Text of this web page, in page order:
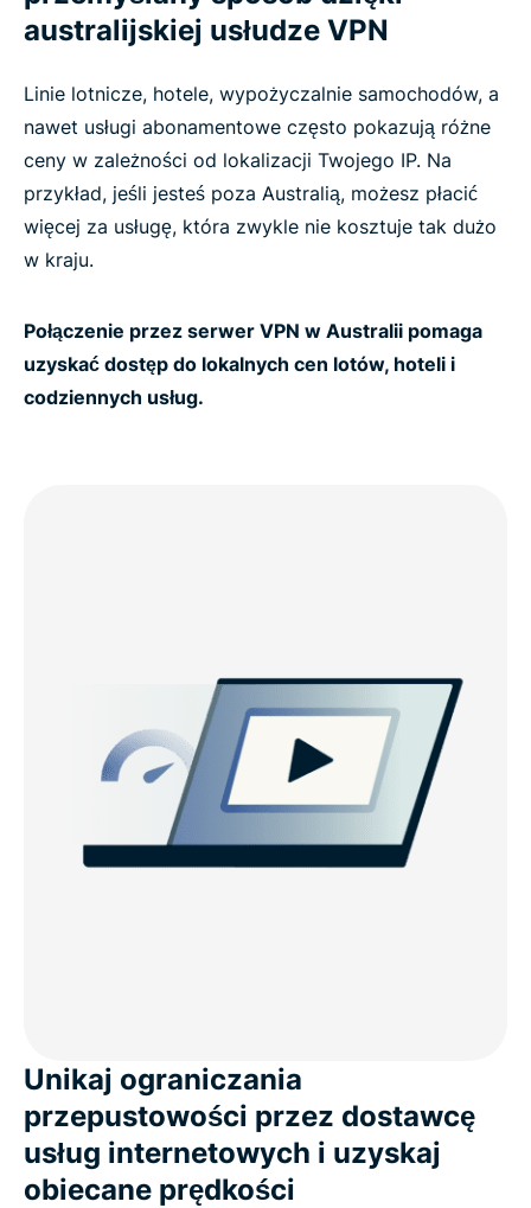
australijskiej usłudze VPN
Linie lotnicze, hotele, wypożyczalnie samochodów, a
nawet usługi abonamentowe często pokazują różne
ceny w zależności od lokalizacji Twojego IP. Na
przykład, jeśli jesteś poza Australią, możesz płacić
więcej za usługę, która zwykle nie kosztuje tak dużo
w kraju.
Połączenie przez serwer VPN w Australii pomaga
uzyskać dostęp do lokalnych cen lotów, hoteli i
codziennych usług.
Unikaj ograniczania
przepustowości przez dostawcę
usług internetowych i uzyskaj
obiecane prędkości